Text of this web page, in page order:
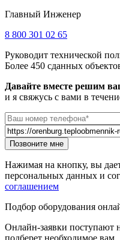
Главный Инженер
8 800 301 02 65
Руководит технической
Более 450 сданных
Давайте вместе решим
и я свяжусь с вами в
Телефон*
Url страницы
Website
URL
Позвоните мне
Нажимая на кнопку, вы
персональных данных и
соглашением
Подбор оборудования
Онлайн-заявки поступают
подберет необходимое вам